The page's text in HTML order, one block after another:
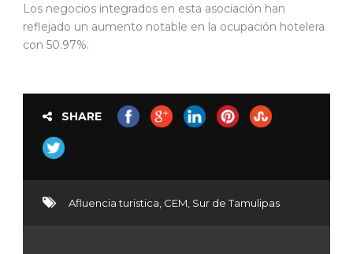
Los negocios integrados en esta asociación han
reflejado un aumento notable en la ocupación hotelera
con 50.97%.
SHARE
Afluencia turistica CEM Sur de Tamulipas